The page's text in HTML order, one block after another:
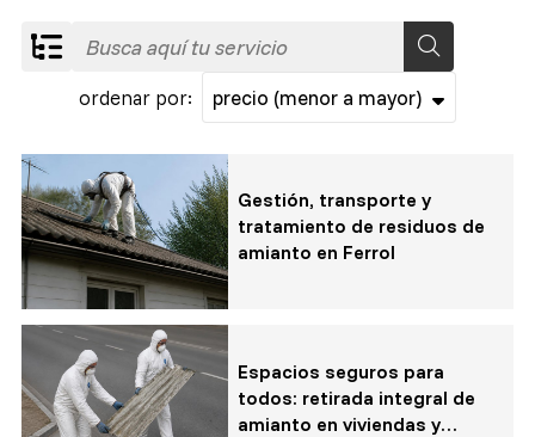
ordenar por:
Todos los servicios
Obras y reformas
Retirada de amianto
Sistema SATE
Gestión, transporte y
tratamiento de residuos de
amianto en Ferrol
Espacios seguros para
todos: retirada integral de
amianto en viviendas y